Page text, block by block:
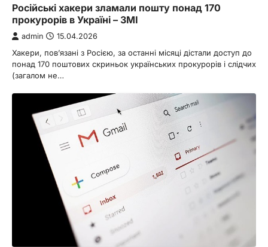
Російські хакери зламали пошту понад 170
прокурорів в Україні – ЗМІ
admin 15.04.2026
Хакери, пов’язані з Росією, за останні місяці дістали доступ до
понад 170 поштових скриньок українських прокурорів і слідчих
(загалом не…